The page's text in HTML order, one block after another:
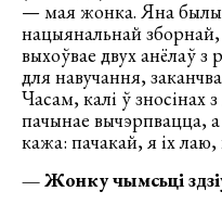
— мая жонка. Яна былы
нацыянальнай
выхоўвае двух анёлаў з
для навучання,
Часам, калі ў зносінах
пачынае вычэрпвацца,
кажа: пачакай, я іх лаю,
— Жонку чымсьці